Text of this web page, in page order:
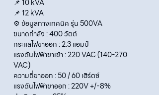
📌 10 kVA
📌 12 kVA
⚙️ ข้อมูลทางเทคนิค รุ่น 500VA
ขนาดกำลัง : 400 วัตต์
กระแสไฟขาออก : 2.3 แอมป์
แรงดันไฟฟ้าขาเข้า : 220 VAC (140-270
VAC)
ความถี่ขาออก : 50 / 60 เฮิร์ตซ์
แรงดันไฟฟ้าขาออก : 220V +/-8%